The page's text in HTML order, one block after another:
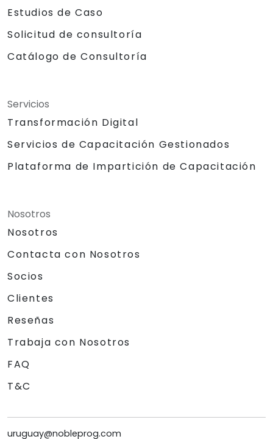
Estudios de Caso
Solicitud de consultoría
Catálogo de Consultoría
Servicios
Transformación Digital
Servicios de Capacitación Gestionados
Plataforma de Impartición de Capacitación
Nosotros
Nosotros
Contacta con Nosotros
Socios
Clientes
Reseñas
Trabaja con Nosotros
FAQ
T&C
uruguay@nobleprog.com